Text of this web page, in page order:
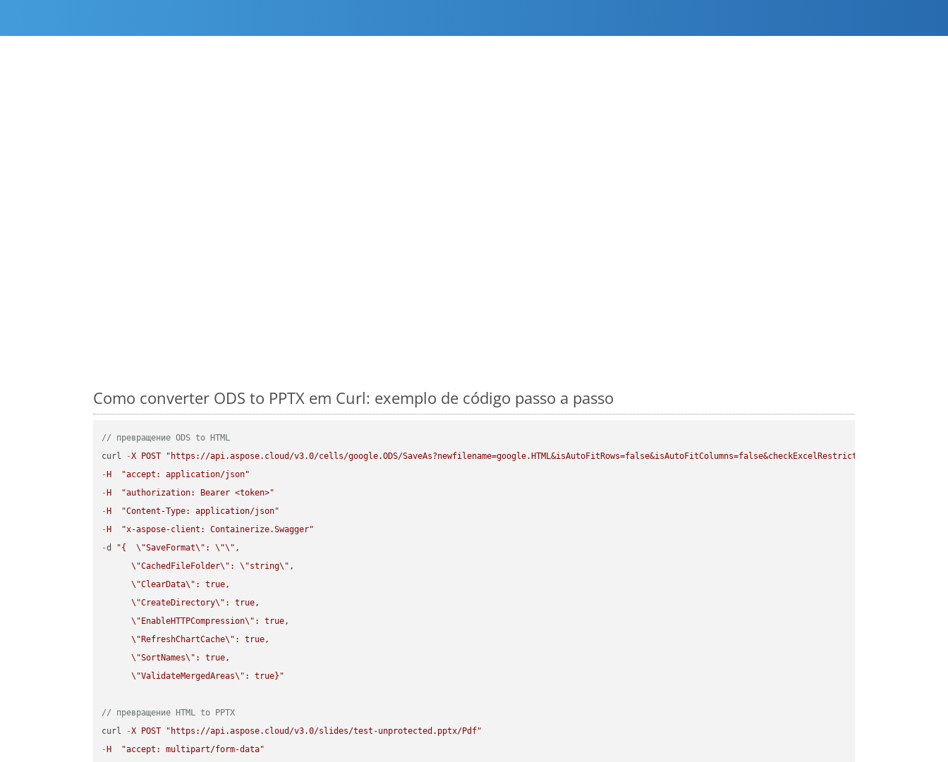
Como converter ODS to PPTX em Curl: exemplo de código passo a passo
// превращение ODS to HTML
curl
-X POST
"https://api.aspose.cloud/v3.0/cells/google.ODS/SaveAs?newfilename=google.HTML&isAutoFitRows=false&isAutoFitColumns=false&checkExcelRestriction=true"
- H
"accept: application/json"
- H
"authorization: Bearer <token>"
- H
"Content-Type: application/json"
- H
"x-aspose-client: Containerize.Swagger"
-d "{ \"SaveFormat\" : \"\" ,
\"CachedFileFolder\" : \"string\" ,
\"ClearData\" : true,
\"CreateDirectory\" : true,
\" EnableHTTPCompression\" : true,
\" RefreshChartCache\" : true,
\"SortNames\" : true,
\"ValidateMergedAreas\" : true}"
// превращение HTML to PPTX
curl
-X POST
"https://api.aspose.cloud/v3.0/slides/test-unprotected.pptx/Pdf"
- H
"accept: multipart/form-data"